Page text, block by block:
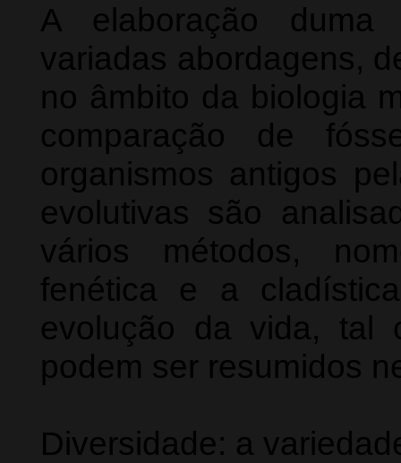
A elaboração
variadas abordagens,
no âmbito da biologia
comparação de
organismos antigos
evolutivas são
vários métodos,
fenética e a
evolução da vida, tal
podem ser resumidos
Diversidade: a